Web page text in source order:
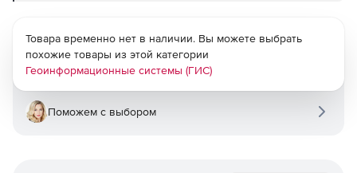
Товара временно нет в наличии. Вы можете выбрать
похожие товары из этой категории
Геоинформационные системы (ГИС)
Поможем с выбором